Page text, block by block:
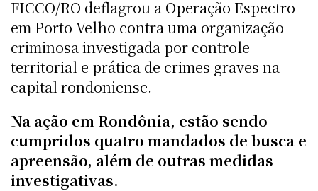
FICCO/RO deflagrou a Operação Espectro
em Porto Velho contra uma organização
criminosa investigada por controle
territorial e prática de crimes graves na
capital rondoniense.
Na ação em Rondônia, estão sendo
cumpridos quatro mandados de busca e
apreensão, além de outras medidas
investigativas.